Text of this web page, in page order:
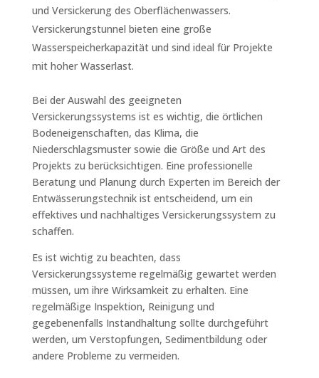
und Versickerung des Oberflächenwassers.
Versickerungstunnel bieten eine große
Wasserspeicherkapazität und sind ideal für Projekte
mit hoher Wasserlast.
Bei der Auswahl des geeigneten
Versickerungssystems ist es wichtig, die örtlichen
Bodeneigenschaften, das Klima, die
Niederschlagsmuster sowie die Größe und Art des
Projekts zu berücksichtigen. Eine professionelle
Beratung und Planung durch Experten im Bereich der
Entwässerungstechnik ist entscheidend, um ein
effektives und nachhaltiges Versickerungssystem zu
schaffen.
Es ist wichtig zu beachten, dass
Versickerungssysteme regelmäßig gewartet werden
müssen, um ihre Wirksamkeit zu erhalten. Eine
regelmäßige Inspektion, Reinigung und
gegebenenfalls Instandhaltung sollte durchgeführt
werden, um Verstopfungen, Sedimentbildung oder
andere Probleme zu vermeiden.